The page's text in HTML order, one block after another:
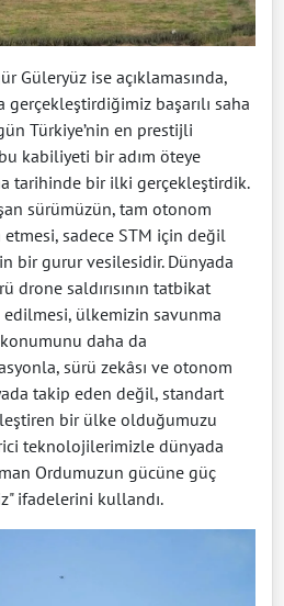
Güleryüz ise açıklamasında,
gerçekleştirdiğimiz başarılı saha
Türkiye’nin en prestijli
kabiliyeti bir adım öteye
tarihinde bir ilki gerçekleştirdik.
sürümüzün, tam otonom
sadece STM için değil
bir gurur vesilesidir. Dünyada
drone saldırısının tatbikat
edilmesi, ülkemizin savunma
daha da
sürü zekâsı ve otonom
takip eden değil, standart
bir ülke olduğumuzu
teknolojilerimizle dünyada
Ordumuzun gücüne güç
ifadelerini kullandı.